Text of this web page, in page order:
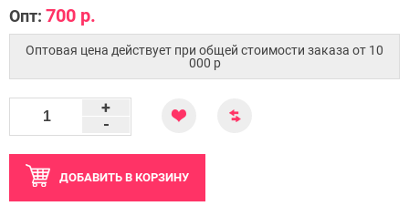
Опт: 700 р.
Оптовая цена действует при общей стоимости заказа от 10
000 p
-
+
ДОБАВИТЬ В КОРЗИНУ